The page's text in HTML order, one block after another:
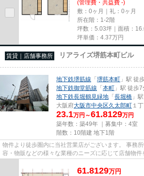
(管理費・共益費 -)
敷：0ヶ月｜礼：0ヶ月
所在階：1-2階
坪数：5.03坪｜面積：
坪単価： 4.37万円
賃貸｜店舗事務所 リアライズ堺筋本町ビル
地下鉄堺筋線 「堺筋本町 」駅 徒
地下鉄御堂筋線 「本町 」駅 徒歩7
地下鉄長堀鶴見緑地 「長堀橋 」
大阪府大阪市中央区久太郎町 １
23.1万円～61.8129万円
築年数：築49年 ｜募集中： 4室
階数：10階建 地下1階
物件より徒歩圏内に当社営業店がございます。 事務
容・物販などの様々な業種のニーズに応じて店舗物件
尚、弊社ではおとり広告は一切...
61.8129万円